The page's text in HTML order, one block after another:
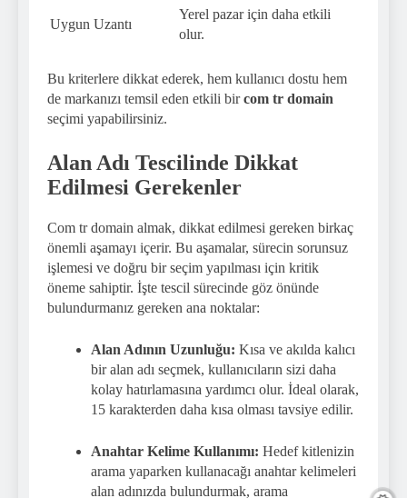
Uygun Uzantı
Yerel pazar için daha etkili
olur.
Bu kriterlere dikkat ederek, hem kullanıcı dostu hem
de markanızı temsil eden etkili bircom tr domain
seçimi yapabilirsiniz.
Alan Adı Tescilinde Dikkat
Edilmesi Gerekenler
Com tr domain almak, dikkat edilmesi gereken birkaç
önemli aşamayı içerir. Bu aşamalar, sürecin sorunsuz
işlemesi ve doğru bir seçim yapılması için kritik
öneme sahiptir. İşte tescil sürecinde göz önünde
bulundurmanız gereken ana noktalar:
Alan Adının Uzunluğu: Kısa ve akılda kalıcı
bir alan adı seçmek, kullanıcıların sizi daha
kolay hatırlamasına yardımcı olur. İdeal olarak,
15 karakterden daha kısa olması tavsiye edilir.
Anahtar Kelime Kullanımı: Hedef kitlenizin
arama yaparken kullanacağı anahtar kelimeleri
alan adınızda bulundurmak, arama